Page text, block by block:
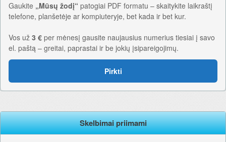
Gaukite „Mūsų žodį“ patogiai PDF formatu – skaitykite laikraštį
telefone, planšetėje ar kompiuteryje, bet kada ir bet kur.
Vos už 3 € per mėnesį gausite naujausius numerius tiesiai į savo
el. paštą – greitai, paprastai ir be jokių įsipareigojimų.
Pirkti
Skelbimai priimami